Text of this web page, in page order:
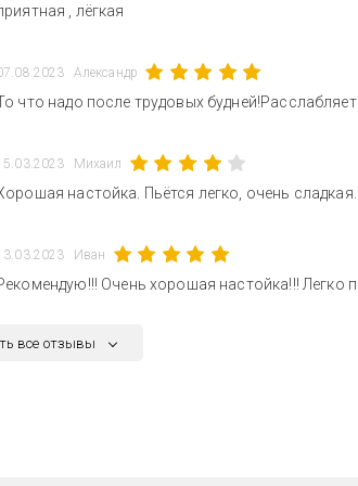
, лёгкая
Александр
что надо после трудовых
Михаил
настойка. Пьётся легко, очень
Иван
Очень хорошая настойка!!! Легко
все отзывы